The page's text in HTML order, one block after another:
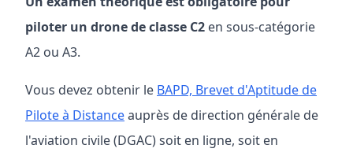
piloter un drone de classe C2 en sous-catégorie
A2 ou A3.
Vous devez obtenir le BAPD, Brevet d'Aptitude de
Pilote à Distanceauprès de direction générale de
l'aviation civile (DGAC) soit en ligne, soit en